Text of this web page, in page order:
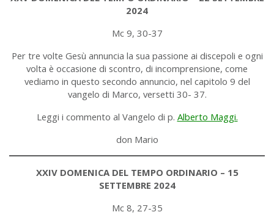
2024
Mc 9, 30-37
Per tre volte Gesù annuncia la sua passione ai discepoli e ogni
volta è occasione di scontro, di incomprensione, come
vediamo in questo secondo annuncio, nel capitolo 9 del
vangelo di Marco, versetti 30- 37.
Leggi i commento al Vangelo di p. Alberto Maggi.
don Mario
XXIV DOMENICA DEL TEMPO ORDINARIO – 15
SETTEMBRE 2024
Mc 8, 27-35